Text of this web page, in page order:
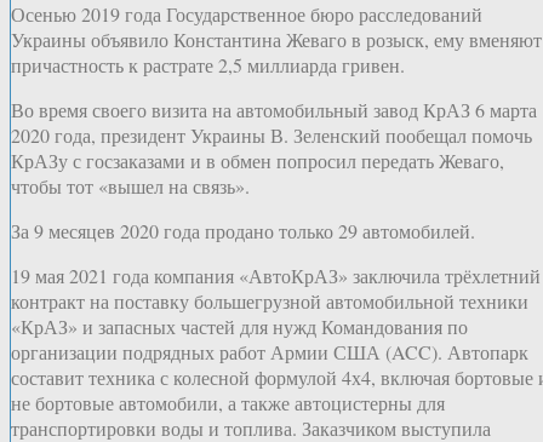
Осенью 2019 года Государственное бюро расследований
Украины объявило Константина Жеваго в розыск, ему вменяют
причастность к растрате 2,5 миллиарда гривен.
Во время своего визита на автомобильный завод КрАЗ 6 марта
2020 года, президент Украины В. Зеленский пообещал помочь
КрАЗу с госзаказами и в обмен попросил передать Жеваго,
чтобы тот «вышел на связь».
За 9 месяцев 2020 года продано только 29 автомобилей.
19 мая 2021 года компания «АвтоКрАЗ» заключила трёхлетний
контракт на поставку большегрузной автомобильной техники
«КрАЗ» и запасных частей для нужд Командования по
организации подрядных работ Армии США (ACC). Автопарк
составит техника с колесной формулой 4х4, включая бортовые
не бортовые автомобили, а также автоцистерны для
транспортировки воды и топлива. Заказчиком выступила